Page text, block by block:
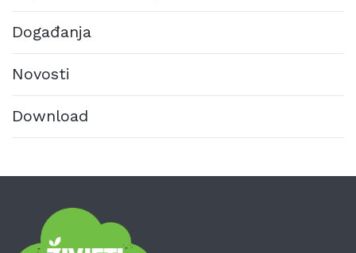
Događanja
Novosti
Download